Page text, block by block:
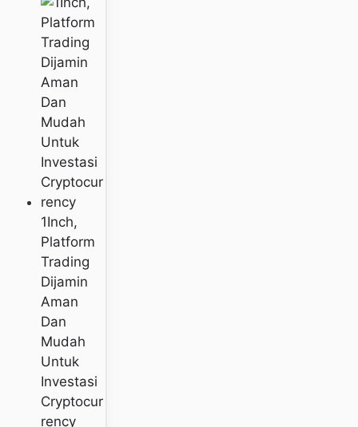
1Inch,
Platform
Trading
Dijamin
Aman
Dan
Mudah
Untuk
Investasi
Cryptocur
Rency